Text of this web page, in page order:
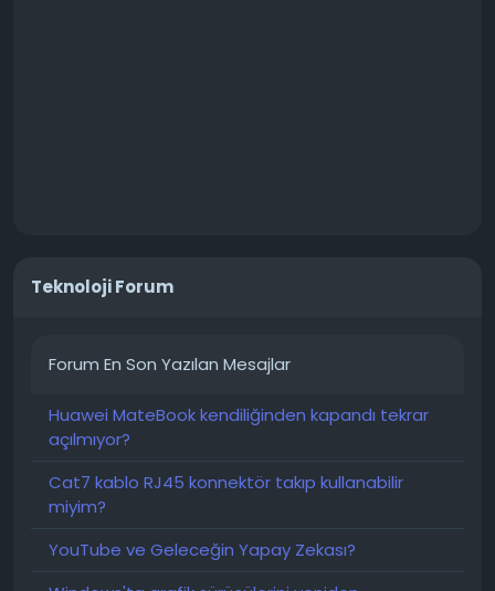
Teknoloji Forum
Forum En Son Yazılan Mesajlar
Huawei MateBook kendiliğinden kapandı tekrar
açılmıyor?
Cat7 kablo RJ45 konnektör takıp kullanabilir
miyim?
YouTube ve Geleceğin Yapay Zekası?